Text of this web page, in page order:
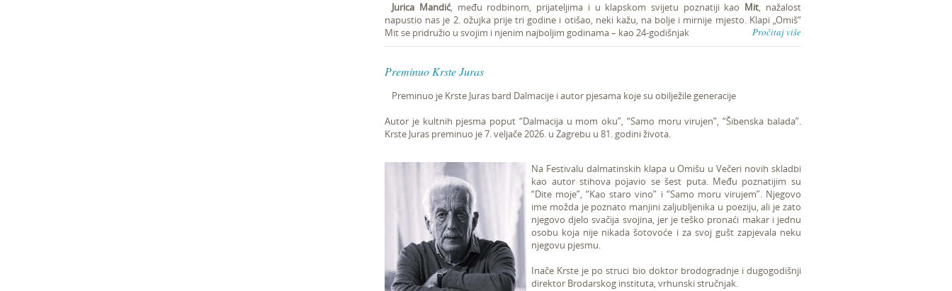
Jurica Mandić, među rodbinom, prijateljima i u klapskom svijetu poznatiji kao Mit, nažalost
napustio nas je 2. ožujka prije tri godine i otišao, neki kažu, na bolje i mirnije mjesto. Klapi „Omiš“
Mit se pridružio u svojim i njenim najboljim godinama – kao 24-godišnjak
Pročitaj više
Preminuo Krste Juras
Preminuo je Krste Juras bard Dalmacije i autor pjesama koje su obilježile generacije
Autor je kultnih pjesma poput “Dalmacija u mom oku”, “Samo moru virujen”, “Šibenska balada”.
Krste Juras preminuo je 7. veljače 2026. u Zagrebu u 81. godini života.
Na Festivalu dalmatinskih klapa u Omišu u Večeri novih skladbi
kao autor stihova pojavio se šest puta. Među poznatijim su
“Dite moje”, “Kao staro vino” i “Samo moru virujem”. Njegovo
ime možda je poznato manjini zaljubljenika u poeziju, ali je zato
njegovo djelo svačija svojina, jer je teško pronaći makar i jednu
osobu koja nije nikada šotovoće i za svoj gušt zapjevala neku
njegovu pjesmu.
Inače Krste je po struci bio doktor brodogradnje i dugogodišnji
direktor Brodarskog instituta, vrhunski stručnjak.